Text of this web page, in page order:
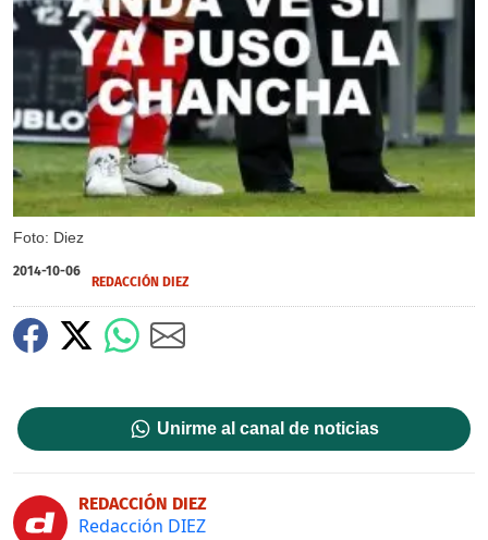
Foto: Diez
2014-10-06
REDACCIÓN DIEZ
Unirme al canal de noticias
REDACCIÓN DIEZ
Redacción DIEZ